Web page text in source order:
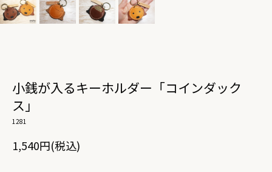
小銭が入るキーホルダー「コインダック
ス」
1281
1,540円(税込)